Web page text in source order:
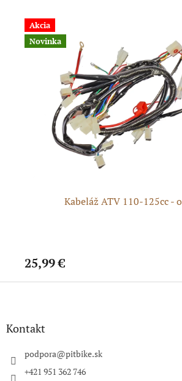
Akcia
Novinka
Kabeláž ATV 110-125cc -
25,99 €
Z
Kontakt
podpora@pitbike.sk
+421 951 362 746